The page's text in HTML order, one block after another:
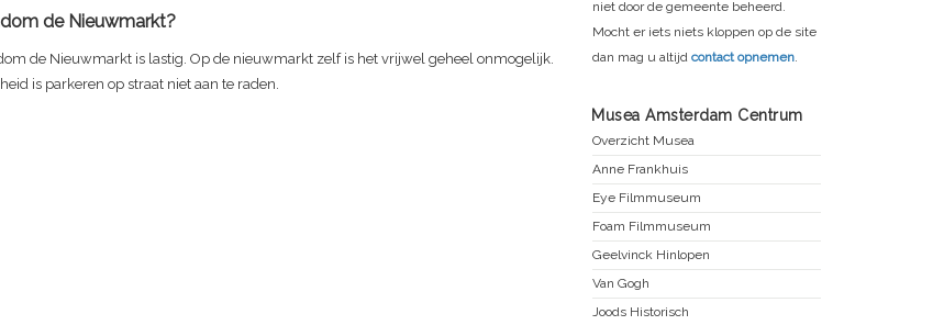
de Nieuwmarkt?
de Nieuwmarkt is lastig. Op de nieuwmarkt zelf is het vrijwel geheel onmogelijk.
is parkeren op straat niet aan te raden.
niet door de gemeente beheerd.
Mocht er iets niets kloppen op de site
dan mag u altijd contact opnemen.
Musea Amsterdam Centrum
Overzicht Musea
Anne Frankhuis
Eye Filmmuseum
Foam Filmmuseum
Geelvinck Hinlopen
Van Gogh
Joods Historisch